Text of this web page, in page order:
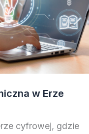
w Erze
cyfrowej, gdzie